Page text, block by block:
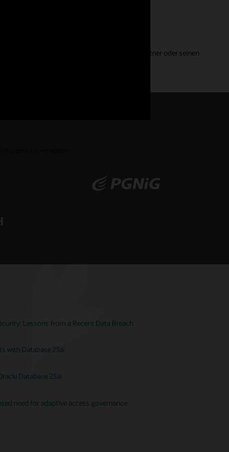
basiert, und geben nicht die Ansichten von Gartner oder seinen
Lessons from a Recent Data Breach
with Database 23ai
Database 23ai
need for adaptive access governance